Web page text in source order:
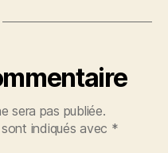
sera pas publiée.
indiqués avec *